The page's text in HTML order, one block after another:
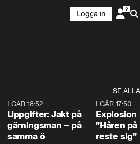
Logga in
SE ALLA
I GÅR 18:52
Uppgifter: Jakt på
gärningsman – på
samma ö
I GÅR 17:50
Explosion
”Håren
reste sig”